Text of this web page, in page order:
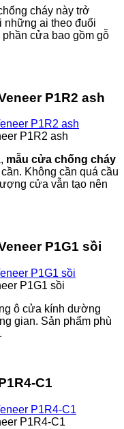
cháy này trở
những ai theo đuổi
cửa bao gồm gỗ
P1R2 ash
P1R2 ash
mẫu cửa chống cháy
Không cần quá cầu
cửa vẫn tạo nên
P1G1 sồi
P1G1 sồi
ô cửa kính dường
gian. Sản phẩm phù
C1
P1R4-C1